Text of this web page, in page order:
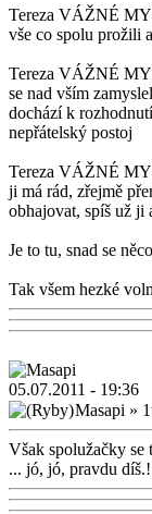
Tereza VÁŽNÉ
vše co spolu prožili
Tereza VÁŽNÉ
se nad vším
dochází k
nepřátelský postoj
Tereza VÁŽNÉ
ji má rád, zřejmě
obhajovat, spíš už ji
Je to tu, snad se
Tak všem hezké
05.07.2011 - 19:36
Masapi »
Však spolužačky se
... jó, jó, pravdu